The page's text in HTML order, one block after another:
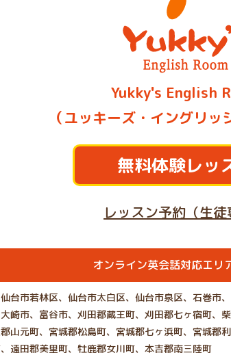
Yukky's English
（ユッキーズ・イングリッ
無料体験レッ
レッスン予約（生徒
オンライン英会話対応エリ
台市若林区、仙台市太白区、仙台市泉区、石巻市
崎市、富谷市、刈田郡蔵王町、刈田郡七ヶ宿町、
山元町、宮城郡松島町、宮城郡七ヶ浜町、宮城郡
遠田郡美里町、牡鹿郡女川町、本吉郡南三陸町